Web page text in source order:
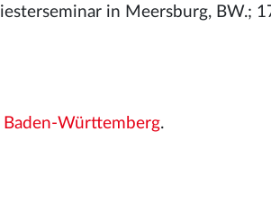
in Meersburg, BW.;
Baden-Württemberg.